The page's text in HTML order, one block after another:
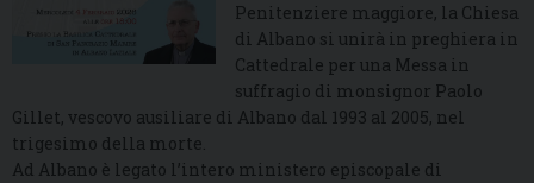
Penitenziere maggiore, la Chiesa
di Albano si unirà in preghiera in
Cattedrale per una Messa in
suffragio di monsignor Paolo
Gillet, vescovo ausiliare di Albano dal 1993 al 2005, nel
trigesimo della morte.
Ad Albano è legato l’intero ministero episcopale di